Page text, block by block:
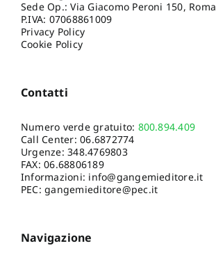
Sede Op.: Via Giacomo Peroni 150, Roma
P.IVA: 07068861009
Privacy Policy
Cookie Policy
Contatti
Numero verde gratuito: 800.894.409
Call Center:06.6872774
Urgenze:348.4769803
FAX: 06.68806189
Informazioni: info@gangemieditore.it
PEC: gangemieditore@pec.it
Navigazione